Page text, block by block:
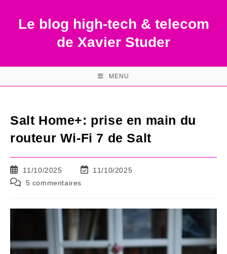
contentLe blog high-tech & telecom
de Xavier Studer
MENU
Salt Home+: prise en main du
routeur Wi-Fi 7 de Salt
Publication
publiée :
11/10/2025
Dernière
publication :
11/10/2025
Commentaires
publication :
5 commentaires